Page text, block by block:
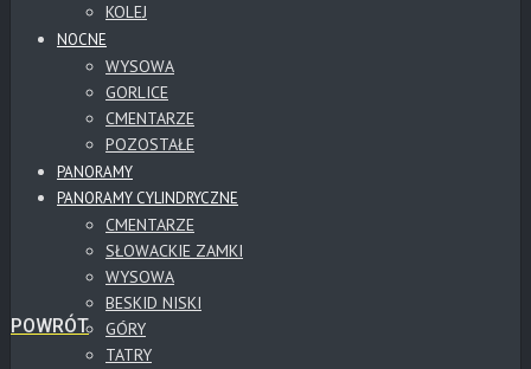
KOLEJ
NOCNE
WYSOWA
GORLICE
CMENTARZE
POZOSTAŁE
PANORAMY
PANORAMY CYLINDRYCZNE
CMENTARZE
SŁOWACKIE ZAMKI
WYSOWA
BESKID NISKI
GÓRY
TATRY
POWRÓT